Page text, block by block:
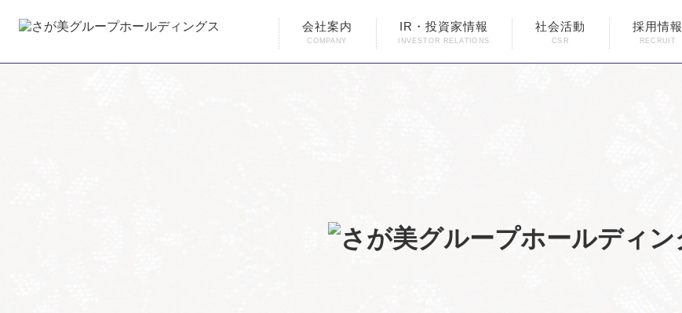
会社案内
COMPANY
IR・投資家情報
INVESTOR RELATIONS
社会活動
CSR
採用情報
RECRUIT